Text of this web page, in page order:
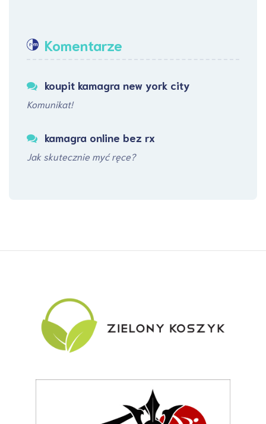
Komentarze
koupit kamagra new york city
Komunikat!
kamagra online bez rx
Jak skutecznie myć ręce?